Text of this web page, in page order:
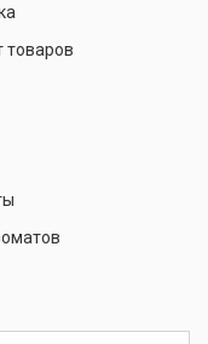
товаров